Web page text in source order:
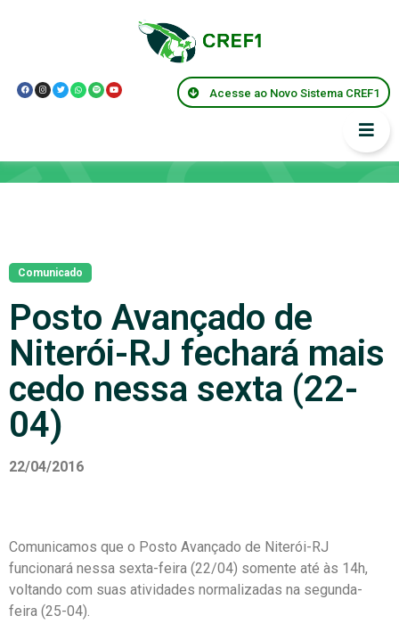
Acesse ao Novo Sistema CREF1
Comunicado
Posto Avançado de
Niterói-RJ fechará mais
cedo nessa sexta (22-
04)
22/04/2016
Comunicamos que o Posto Avançado de Niterói-RJ
funcionará nessa sexta-feira (22/04) somente até às 14h,
voltando com suas atividades normalizadas na segunda-
feira (25-04).